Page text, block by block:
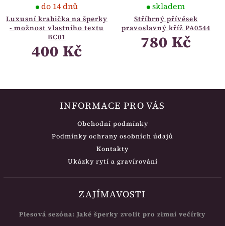
Luxusní krabička na šperky
- možnost vlastního textu
BC01
do 14 dnů
400 Kč
Stříbrný přívěsek
pravoslavný kříž PA0544
skladem
780 Kč
INFORMACE PRO VÁS
Obchodní podmínky
Podmínky ochrany osobních údajů
Kontakty
Ukázky rytí a gravírování
ZAJÍMAVOSTI
Plesová sezóna: Jaké šperky zvolit pro zimní večírky